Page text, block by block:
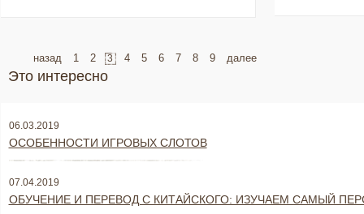
назад 1 2 3 4 5 6 7 8 9 далее
Это интересно
06.03.2019
ОСОБЕННОСТИ ИГРОВЫХ СЛОТОВ
07.04.2019
ОБУЧЕНИЕ И ПЕРЕВОД С КИТАЙСКОГО: ИЗУЧАЕМ САМЫЙ